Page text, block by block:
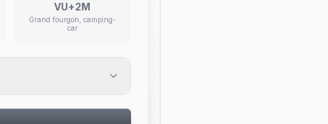
VU+2M
Grand fourgon, camping-
car